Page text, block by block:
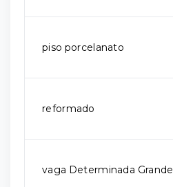
piso porcelanato
reformado
vaga Determinada Grande